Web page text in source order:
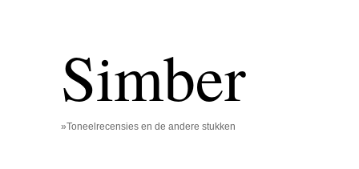
Simber
»Toneelrecensies en de andere stukken